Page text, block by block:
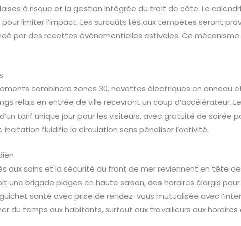
à risque et la gestion intégrée du trait de côte. Le
limiter l’impact. Les surcoûts liés aux tempêtes seront
par des recettes événementielles estivales. Ce
combinera zones 30, navettes électriques en anneau
relais en entrée de ville recevront un coup d’accélérateur.
tarif unique jour pour les visiteurs, avec gratuité de soirée
fluidifie la circulation sans pénaliser l’activité.
aux soins et la sécurité du front de mer reviennent en tête
une brigade plages en haute saison, des horaires élargis
santé avec prise de rendez-vous mutualisée avec
du temps aux habitants, surtout aux travailleurs aux horaires